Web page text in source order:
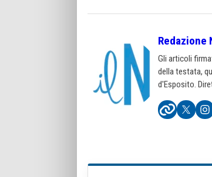
Redazione
Gli articoli
della testata,
d'Esposito.